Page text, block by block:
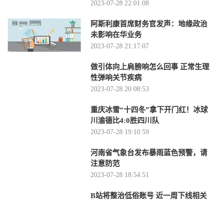
2023-07-28 22:01:08
阿斯利康首席财务官发声：地缘政治
未影响在华业务
2023-07-28 21:17:07
做引体向上肩膀响怎么回事 正常生理
性弹响关节疾病
2023-07-28 20:08:53
重庆冰雪“十四冬”拿下开门红！冰球
川渝德比4:0胜四川队
2023-07-28 19:10:59
河南省气象台发布暴雨蓝色预警，请
注意防范
2023-07-28 18:54:51
B站将整治低俗账号 近一周下线相关